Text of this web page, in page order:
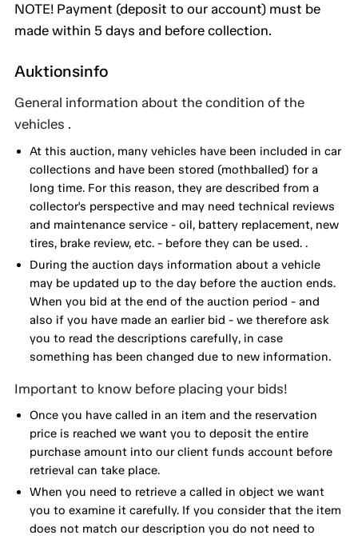
NOTE! Payment (deposit to our account) must be
made within 5 days and before collection.
Auktionsinfo
General information about the condition of the
vehicles .
At this auction, many vehicles have been included in car
collections and have been stored (mothballed) for a
long time. For this reason, they are described from a
collector's perspective and may need technical reviews
and maintenance service - oil, battery replacement, new
tires, brake review, etc. - before they can be used. .
During the auction days information about a vehicle
may be updated up to the day before the auction ends.
When you bid at the end of the auction period - and
also if you have made an earlier bid - we therefore ask
you to read the descriptions carefully, in case
something has been changed due to new information.
Important to know before placing your bids!
Once you have called in an item and the reservation
price is reached we want you to deposit the entire
purchase amount into our client funds account before
retrieval can take place.
When you need to retrieve a called in object we want
you to examine it carefully. If you consider that the item
does not match our description you do not need to